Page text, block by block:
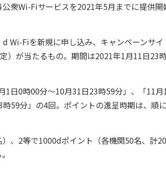
衆Wi-Fiサービスを2021年5月までに提供開
Wi-Fiを新規に申し込み、キャンペーンサイ
）が当たるもの。期間は2021年1月11日23
日0時00分～10月31日23時59分」、「11月
59分」の4回。ポイントの進呈時期は、順
、2等で1000dポイント（各機関50名、計